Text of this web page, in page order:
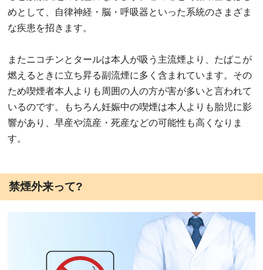
めとして、自律神経・脳・呼吸器といった系統のさまざま
な疾患を招きます。
またニコチンとタールは本人が吸う主流煙より、たばこが
燃えるときに立ち昇る副流煙に多く含まれています。その
ため喫煙者本人よりも周囲の人の方が害が多いと言われて
いるのです。もちろん妊娠中の喫煙は本人よりも胎児に影
響があり、早産や流産・死産などの可能性も高くなりま
す。
禁煙外来って?